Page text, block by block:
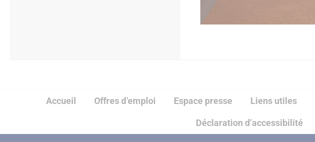
Accueil Offres d’emploi Espace presse Liens utiles
Déclaration d’accessibilité